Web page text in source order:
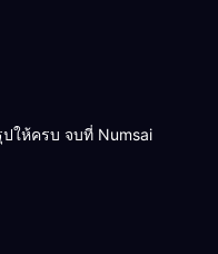
ให้ครบ จบที่ Numsai